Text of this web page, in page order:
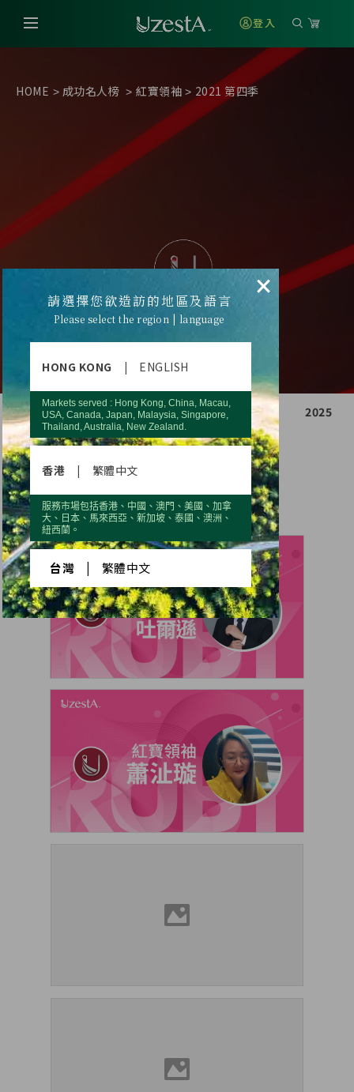
登入
HOME > 成功名人榜 > 紅寶領袖 > 2021 第四季
2021 2022 2023 2024 2025
第二
季
第四
季
×
請選擇您欲造訪的地區及語言
Please select the region | language
HONG KONG | ENGLISH
Markets served : Hong Kong, China, Macau,
USA, Canada, Japan, Malaysia, Singapore,
Thailand, Australia, New Zealand.
香港 | 繁體中文
服務市場包括香港、中國、澳門、美國、加拿
大、日本、馬來西亞、新加坡、泰國、澳洲、
紐西蘭。
台灣 繁體中文